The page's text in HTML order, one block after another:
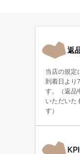
返
当店の規定
到着日より
す。（返品
いただいた
す）